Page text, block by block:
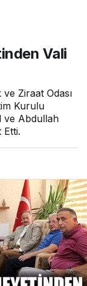
Vali
ve Ziraat Odası
Kurulu
ve Abdullah
Etti.